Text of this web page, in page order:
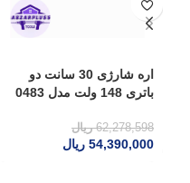
اره شارژی 30 سانت دو
باتری 148 ولت مدل 0483
62,278,598 ریال
54,390,000 ریال